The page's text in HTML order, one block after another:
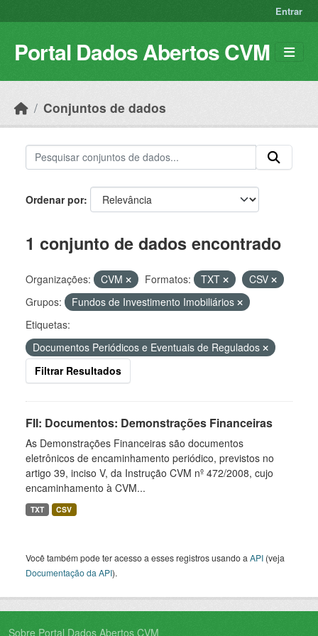
Entrar
Portal Dados Abertos CVM
Conjuntos de dados
Ordenar por
1 conjunto de dados encontrado
Organizações: CVM Formatos: TXT
CSV
Grupos:
Fundos de Investimento Imobiliários
Etiquetas:
Documentos Periódicos e Eventuais de Regulados
Filtrar Resultados
FII: Documentos: Demonstrações Financeiras
As Demonstrações Financeiras são documentos
eletrônicos de encaminhamento periódico, previstos no
artigo 39, inciso V, da Instrução CVM nº 472/2008, cujo
encaminhamento à CVM...
TXT CSV
Você também pode ter acesso a esses registros usando a API (veja
Documentação da API).
Sobre Portal Dados Abertos CVM